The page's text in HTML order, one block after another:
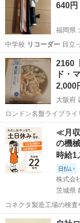
640円
福岡県
中学校 リコーダー目立
福岡 北九州市
2160
ド・
2,000
大阪府
ロンドン名盤ライブラ
ド、ガヴォットそして
ナタ ニ短調 ・スコッ
ナタ ト長調 ...
大阪 大阪市 西
≪月収
の機
時給
日払い
株式会
茨城県
コネクタ製造工場の検
日128日★クリーンルー
茨城 常陸大宮市